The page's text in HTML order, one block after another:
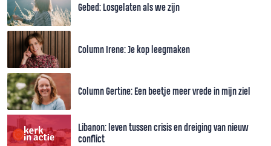
Gebed: Losgelaten als we zijn
Column Irene: Je kop leegmaken
Column Gertine: Een beetje meer vrede in mijn ziel
Libanon: leven tussen crisis en dreiging van nieuw
conflict